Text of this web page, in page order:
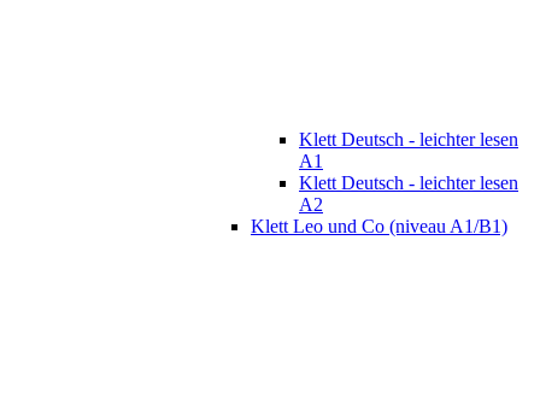
Klett Deutsch - leichter lesen
A1
Klett Deutsch - leichter lesen
A2
Klett Leo und Co (niveau A1/B1)